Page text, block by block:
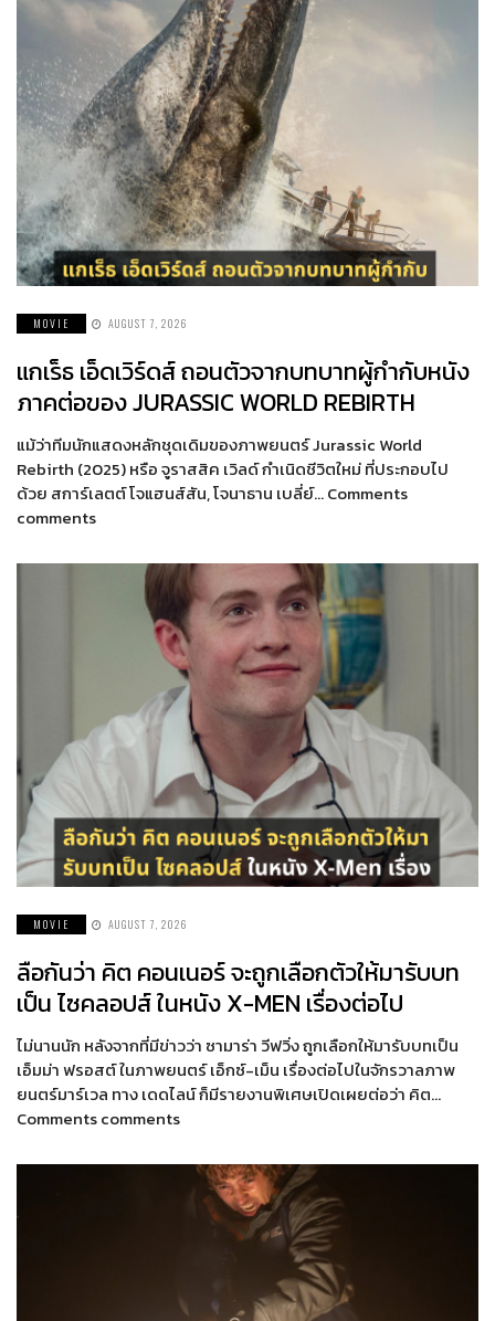
MOVIE AUGUST 7, 2026
แกเร็ธ เอ็ดเวิร์ดส์ ถอนตัวจากบทบาทผู้กำกับหนัง
ภาคต่อของ JURASSIC WORLD REBIRTH
แม้ว่าทีมนักแสดงหลักชุดเดิมของภาพยนตร์ Jurassic World
Rebirth (2025) หรือ จูราสสิค เวิลด์ กำเนิดชีวิตใหม่ ที่ประกอบไป
ด้วย สการ์เลตต์ โจแฮนส์สัน, โจนาธาน เบลี่ย์… Comments
comments
MOVIE AUGUST 7, 2026
ลือกันว่า คิต คอนเนอร์ จะถูกเลือกตัวให้มารับบท
เป็น ไซคลอปส์ ในหนัง X-MEN เรื่องต่อไป
ไม่นานนัก หลังจากที่มีข่าวว่า ซามาร่า วีฟวิ่ง ถูกเลือกให้มารับบทเป็น
เอ็มม่า ฟรอสต์ ในภาพยนตร์ เอ็กซ์-เม็น เรื่องต่อไปในจักรวาลภาพ
ยนตร์มาร์เวล ทาง เดดไลน์ ก็มีรายงานพิเศษเปิดเผยต่อว่า คิต…
Comments comments